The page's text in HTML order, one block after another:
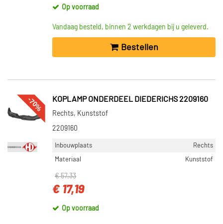
Op voorraad
Vandaag besteld, binnen 2 werkdagen bij u geleverd.
Bestellen
-70% KOPLAMP ONDERDEEL DIEDERICHS 2209160
Rechts, Kunststof
2209160
Inbouwplaats
Rechts
Materiaal
Kunststof
€ 57,33
€ 17,19
Op voorraad